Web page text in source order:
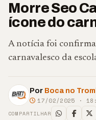
Morre Seo
ícone do
A notícia foi
carnavalesco da
Por Boca no
17/02/2025 ·
COMPARTILHAR